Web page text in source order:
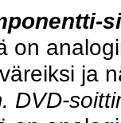
on
ja
DVD-